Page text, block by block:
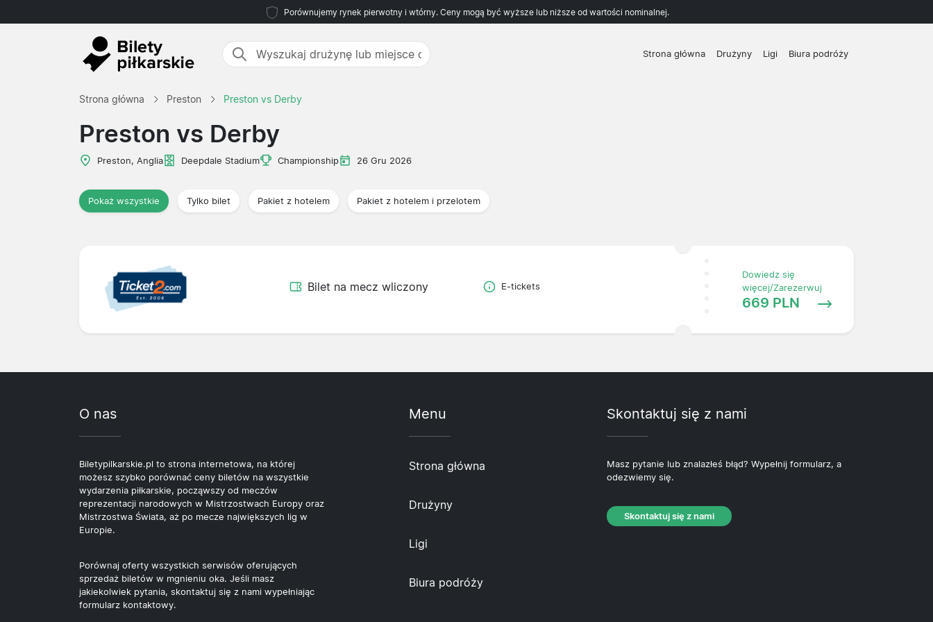
Porównujemy rynek pierwotny i wtórny. Ceny mogą być wyższe lub niższe od wartości nominalnej.
Strona główna Drużyny Ligi Biura podróży
Strona główna Preston Preston vs Derby
Preston vs Derby
Preston, Anglia Deepdale Stadium Championship 26 Gru 2026
Pokaż wszystkie Tylko bilet Pakiet z hotelem Pakiet z hotelem i przelotem
Bilet na mecz wliczony E-tickets
Dowiedz się
więcej/Zarezerwuj
669 PLN
O nas
Biletypilkarskie.pl to strona internetowa, na której
możesz szybko porównać ceny biletów na wszystkie
wydarzenia piłkarskie, począwszy od meczów
reprezentacji narodowych w Mistrzostwach Europy oraz
Mistrzostwa Świata, aż po mecze największych lig w
Europie.
Porównaj oferty wszystkich serwisów oferujących
sprzedaż biletów w mgnieniu oka. Jeśli masz
jakiekolwiek pytania, skontaktuj się z nami wypełniając
formularz kontaktowy.
Menu
Strona główna
Drużyny
Ligi
Biura podróży
Skontaktuj się z nami
Masz pytanie lub znalazłeś błąd? Wypełnij formularz, a
odezwiemy się.
Skontaktuj się z nami